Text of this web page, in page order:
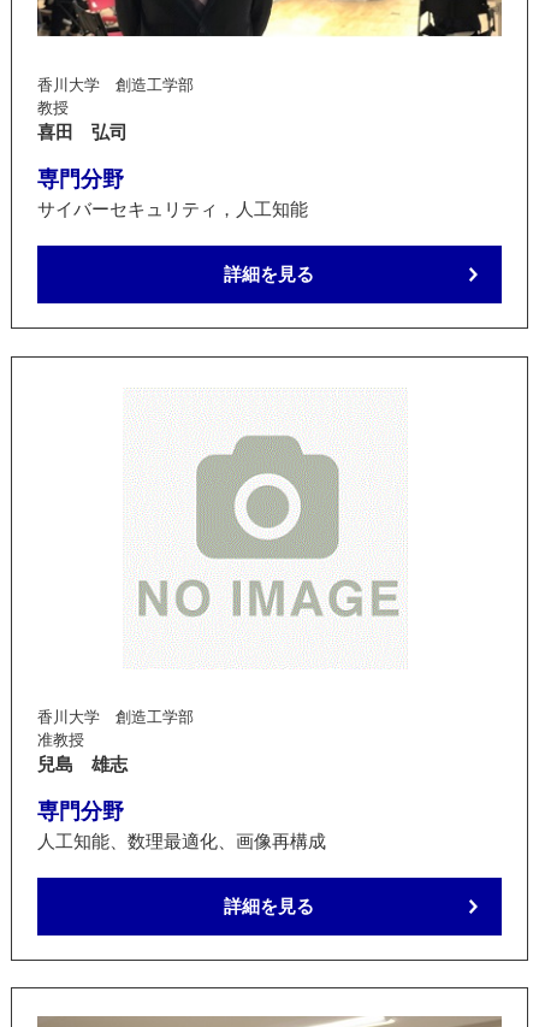
香川大学 創造工学部
教授
喜田 弘司
専門分野
サイバーセキュリティ，人工知能
詳細を見る
香川大学 創造工学部
准教授
兒島 雄志
専門分野
人工知能、数理最適化、画像再構成
詳細を見る